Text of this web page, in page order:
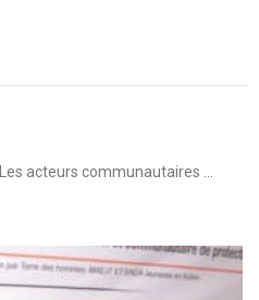
Les acteurs communautaires …